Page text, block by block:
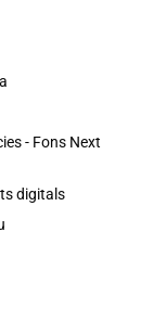
- Fons Next
digitals